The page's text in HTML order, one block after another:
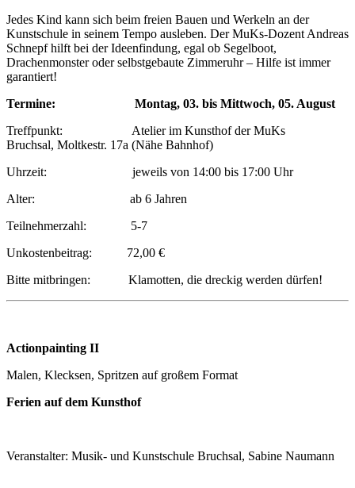
Jedes Kind kann sich beim freien Bauen und Werkeln an der
Kunstschule in seinem Tempo ausleben. Der MuKs-Dozent Andreas
Schnepf hilft bei der Ideenfindung, egal ob Segelboot,
Drachenmonster oder selbstgebaute Zimmeruhr – Hilfe ist immer
garantiert!
Termine: Montag, 03. bis Mittwoch, 05. August
Treffpunkt: Atelier im Kunsthof der MuKs
Bruchsal, Moltkestr. 17a (Nähe Bahnhof)
Uhrzeit: jeweils von 14:00 bis 17:00 Uhr
Alter: ab 6 Jahren
Teilnehmerzahl: 5-7
Unkostenbeitrag: 72,00 €
Bitte mitbringen: Klamotten, die dreckig werden dürfen!
Actionpainting II
Malen, Klecksen, Spritzen auf großem Format
Ferien auf dem Kunsthof
Veranstalter: Musik- und Kunstschule Bruchsal, Sabine Naumann